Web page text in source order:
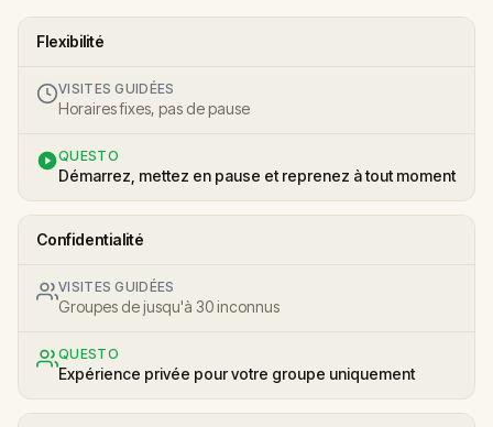
Flexibilité
VISITES GUIDÉES
Horaires fixes, pas de pause
QUESTO
Démarrez, mettez en pause et reprenez à tout moment
Confidentialité
VISITES GUIDÉES
Groupes de jusqu'à 30 inconnus
QUESTO
Expérience privée pour votre groupe uniquement